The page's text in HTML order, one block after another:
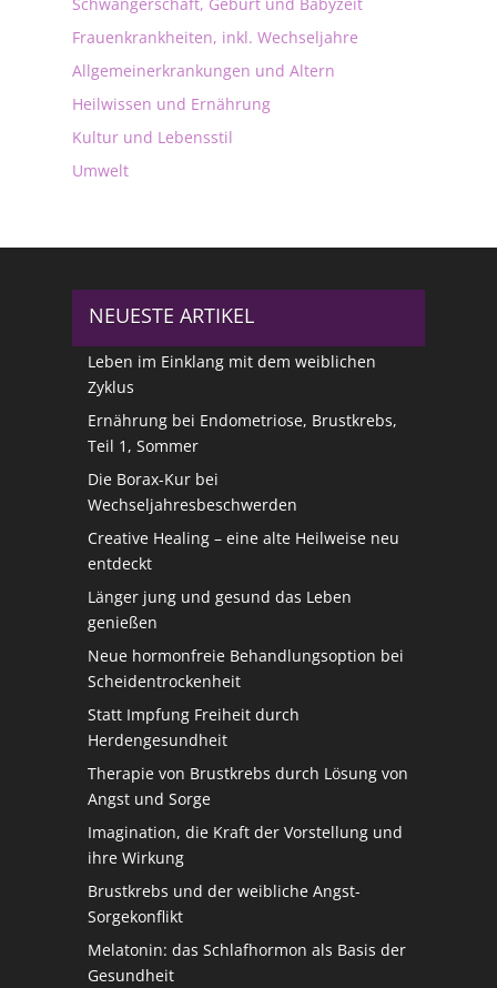
Frauenkrankheiten, inkl. Wechseljahre
Allgemeinerkrankungen und Altern
Heilwissen und Ernährung
Kultur und Lebensstil
Umwelt
NEUESTE ARTIKEL
Leben im Einklang mit dem weiblichen
Zyklus
Ernährung bei Endometriose, Brustkrebs,
Teil 1, Sommer
Die Borax-Kur bei
Wechseljahresbeschwerden
Creative Healing – eine alte Heilweise neu
entdeckt
Länger jung und gesund das Leben
genießen
Neue hormonfreie Behandlungsoption bei
Scheidentrockenheit
Statt Impfung Freiheit durch
Herdengesundheit
Therapie von Brustkrebs durch Lösung von
Angst und Sorge
Imagination, die Kraft der Vorstellung und
ihre Wirkung
Brustkrebs und der weibliche Angst-
Sorgekonflikt
Melatonin: das Schlafhormon als Basis der
Gesundheit